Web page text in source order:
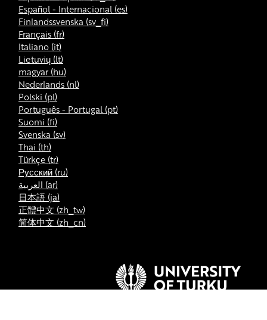
Español - Internacional ‎(es)‎
Finlandssvenska ‎(sv_fi)‎
Français ‎(fr)‎
Italiano ‎(it)‎
Lietuvių ‎(lt)‎
magyar ‎(hu)‎
Nederlands ‎(nl)‎
Polski ‎(pl)‎
Português - Portugal ‎(pt)‎
Suomi ‎(fi)‎
Svenska ‎(sv)‎
Thai ‎(th)‎
Türkçe ‎(tr)‎
Русский ‎(ru)‎
العربية ‎(ar)‎
日本語 ‎(ja)‎
正體中文 ‎(zh_tw)‎
简体中文 ‎(zh_cn)‎